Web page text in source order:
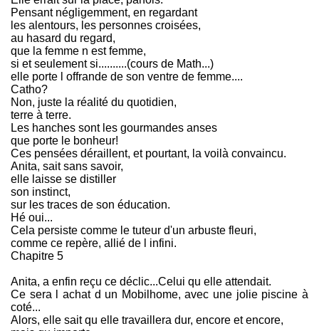
Pensant négligemment, en regardant
les alentours, les personnes croisées,
au hasard du regard,
que la femme n est femme,
si et seulement si..........(cours de Math...)
elle porte l offrande de son ventre de femme....
Catho?
Non, juste la réalité du quotidien,
terre à terre.
Les hanches sont les gourmandes anses
que porte le bonheur!
Ces pensées déraillent, et pourtant, la voilà convaincu.
Anita, sait sans savoir,
elle laisse se distiller
son instinct,
sur les traces de son éducation.
Hé oui...
Cela persiste comme le tuteur d'un arbuste fleuri,
comme ce repère, allié de l infini.
Chapitre 5
Anita, a enfin reçu ce déclic...Celui qu elle attendait.
Ce sera l achat d un Mobilhome, avec une jolie piscine à
coté...
Alors, elle sait qu elle travaillera dur, encore et encore,